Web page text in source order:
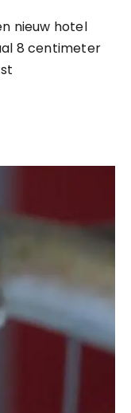
nieuw hotel
8 centimeter